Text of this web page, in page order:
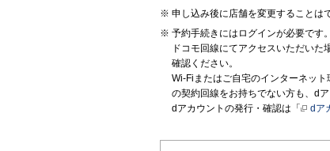
申し込み後に店舗を変更することは
予約手続きにはログインが必要です。
ドコモ回線にてアクセスいただい
確認ください。
Wi-Fiまたはご自宅のインターネッ
の契約回線をお持ちでない方も、d
dアカウントの発行・確認は「
dア